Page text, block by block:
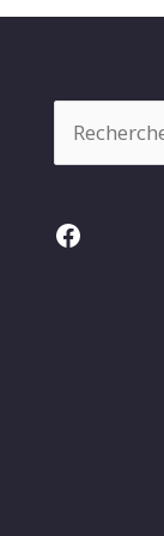
Facebook